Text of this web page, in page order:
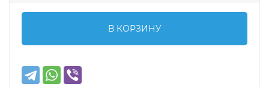
В КОРЗИНУ